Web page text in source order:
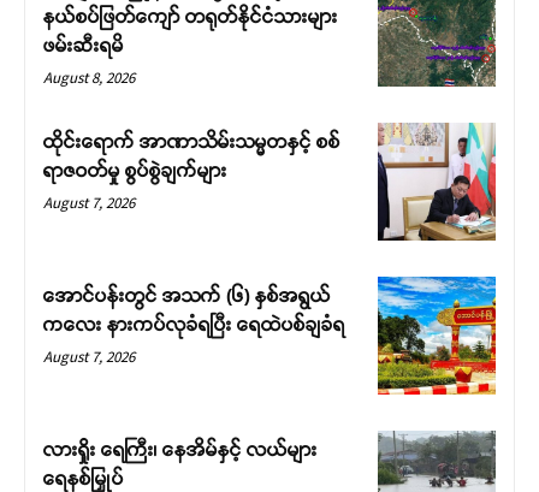
နယ်စပ်ဖြတ်ကျော် တရုတ်နိုင်ငံသားများ
ဖမ်းဆီးရမိ
August 8, 2026
ထိုင်းရောက် အာဏာသိမ်းသမ္မတနှင့် စစ်
ရာဇဝတ်မှု စွပ်စွဲချက်များ
August 7, 2026
အောင်ပန်းတွင် အသက် (၆) နှစ်အရွယ်
ကလေး နားကပ်လုခံရပြီး ရေထဲပစ်ချခံရ
August 7, 2026
လားရှိုး ရေကြီး၊ နေအိမ်နှင့် လယ်များ
ရေနစ်မြှုပ်